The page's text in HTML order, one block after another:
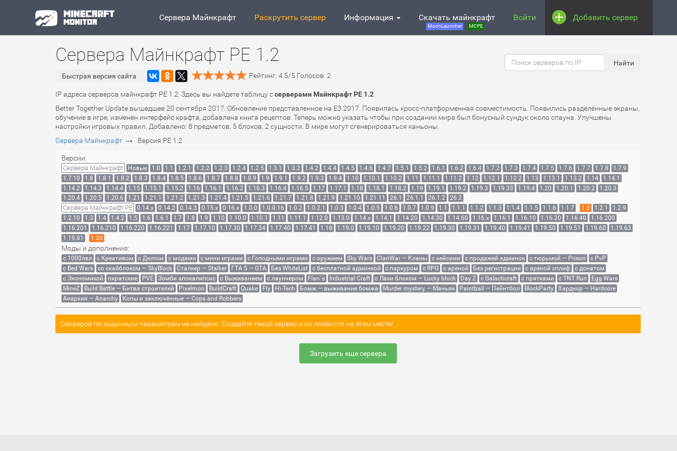
Сервера Майнкрафт Раскрутить сервер Информация Скачать майнкрафт
MoonLauncher MCPE
Войти Добавить сервер
Сервера Майнкрафт PE 1.2
Быстрая версия сайта Рейтинг: 4.5/5 Голосов: 2
IP адреса серверов майнкрафт PE 1.2. Здесь вы найдете таблицу ссерверами Майнкрафт PE 1.2
Better Together Update вышедшее 20 сентября 2017. Обновление представленное на E3 2017. Появилась кросс-платформенная совместимость. Появились разделённые экраны,
обучение в игре, изменён интерфейс крафта, добавлена книга рецептов. Теперь можно указать чтобы при создании мира был бонусный сундук около спауна. Улучшены
настройки игровых правил. Добавлено: 8 предметов, 5 блоков, 2 сущности. В мире могут сгенерироваться каньоны.
Сервера Майнкрафт → Версия PE 1.2
Версии:
Сервера Майнкрафт Новые 1.0 1.1 1.2.1 1.2.2 1.2.3 1.2.4 1.2.5 1.3.1 1.3.2 1.4.2 1.4.4 1.4.5 1.4.6 1.4.7 1.5.1 1.5.2 1.6.1 1.6.2 1.6.4 1.7.2 1.7.3 1.7.4 1.7.5 1.7.6 1.7.7 1.7.8
1.7.9
1.7.10
1.8 1.8.1 1.8.2 1.8.3 1.8.4 1.8.5 1.8.6 1.8.7 1.8.8 1.8.9 1.9 1.9.1 1.9.2 1.9.3 1.9.4 1.10 1.10.1 1.10.2 1.11 1.11.1 1.11.2 1.12 1.12.1 1.12.2 1.13 1.13.1 1.13.2 1.14
1.14.1
1.14.2
1.14.3 1.14.4 1.15 1.15.1 1.15.2 1.16 1.16.1 1.16.2 1.16.3 1.16.4 1.16.5 1.17 1.17.1 1.18 1.18.1 1.18.2 1.19 1.19.1 1.19.2 1.19.3 1.19.33 1.19.4 1.20 1.20.1 1.20.2
1.20.3
1.20.4
1.20.5 1.20.6 1.21 1.21.1 1.21.2 1.21.3 1.21.4 1.21.5 1.21.6 1.21.7 1.21.8 1.21.9 1.21.10 1.21.11 26.1 26.1.1 26.1.2 26.2
Сервера Майнкрафт PE 0.14.x 0.14.2 0.14.3 0.15.x 0.16.x 1.0.0 1.0.0.16 1.0.2 1.0.2.1 1.0.3 1.0.4 1.0.5 1.0.6 1.0.7 1.0.9 1.1 1.1.1 1.1.2 1.1.3 1.1.4 1.1.5 1.1.6 1.1.7 1.2 1.2.1
1.2.9
1.2.10
1.3 1.4 1.4.2 1.5 1.6 1.6.1 1.7 1.8 1.9 1.10 1.10.0 1.10.1 1.11 1.11.1 1.12.0 1.13.0 1.14.x 1.14.1 1.14.20 1.14.30 1.14.60 1.16.x 1.16.1 1.16.10 1.16.20 1.16.40
1.16.200
1.16.201
1.16.210 1.16.220 1.16.221 1.17 1.17.10 1.17.30 1.17.34 1.17.40 1.17.41 1.18 1.19.0 1.19.10 1.19.20 1.19.22 1.19.30 1.19.31 1.19.40 1.19.41 1.19.50 1.19.51 1.19.60
1.19.63
1.19.81
1.20
Моды и дополнения:
с 1000лвл c Креативом с Дюпом с модами с мини играми с Голодными играми с оружием Sky Wars ClanWar — Кланы с кейсами с продажей админок с тюрьмой — Prison
с PvP
с Bed Wars
со скайблоком — SkyBlock Сталкер — Stalker ГТА 5 — GTA Без WhiteList с бесплатной админкой с паркуром с RPG с ареной Без регистрации с ареной сплиф
с донатом
с Экономикой
пиратские PVE Зомби апокалипсис с Выживанием с лаунчером Flan`s Industrial Craft с Лаки блоком — Lucky block Day Z с Galacticraft с прятками с TNT Run
Egg Wars
MineZ
Build Battle — Битва строителей Pixelmon BuildCraft Quake Fly Hi-Tech Бомж — выживание бомжа Murder mystery — Маньяк Paintball — Пейнтбол BlockParty
Хардкор — Hardcore
Анархия — Anarchy
Копы и заключённые — Cops and Robbers
Серверов по заданным параметрам не найдено. Создайте такой сервер и он появится на этом месте!
Загрузить еще сервера